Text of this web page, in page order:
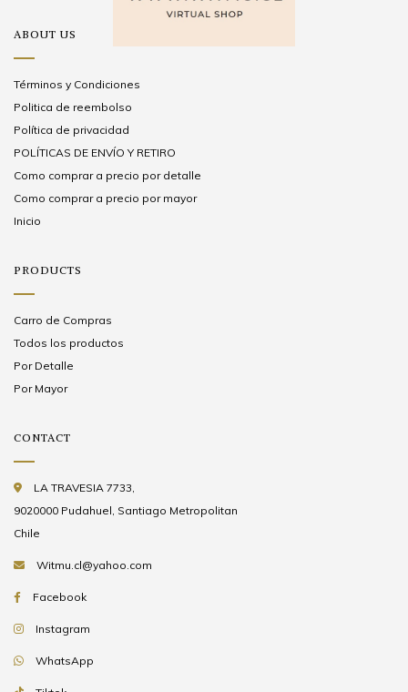
ABOUT US
Términos y Condiciones
Politica de reembolso
Política de privacidad
POLÍTICAS DE ENVÍO Y RETIRO
Como comprar a precio por detalle
Como comprar a precio por mayor
Inicio
PRODUCTS
Carro de Compras
Todos los productos
Por Detalle
Por Mayor
CONTACT
LA TRAVESIA 7733,
9020000 Pudahuel, Santiago Metropolitan
Chile
Witmu.cl@yahoo.com
Facebook
Instagram
WhatsApp